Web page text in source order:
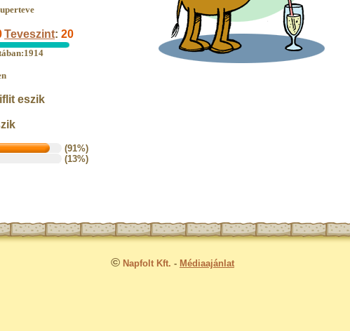
Teveszint: 20
eszik
(91%)
(13%)
© Napfolt Kft. - Médiaajánlat